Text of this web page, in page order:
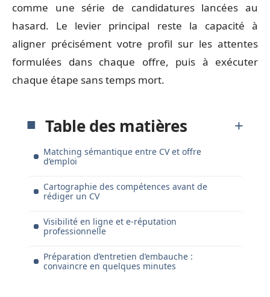
comme une série de candidatures lancées au
hasard. Le levier principal reste la capacité à
aligner précisément votre profil sur les attentes
formulées dans chaque offre, puis à exécuter
chaque étape sans temps mort.
Table des matières
Matching sémantique entre CV et offre
d’emploi
Cartographie des compétences avant de
rédiger un CV
Visibilité en ligne et e-réputation
professionnelle
Préparation d’entretien d’embauche :
convaincre en quelques minutes